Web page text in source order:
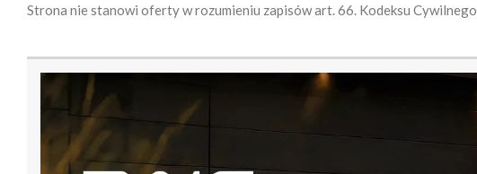
Strona nie stanowi oferty w rozumieniu zapisów art. 66. Kodeksu Cywilnego.